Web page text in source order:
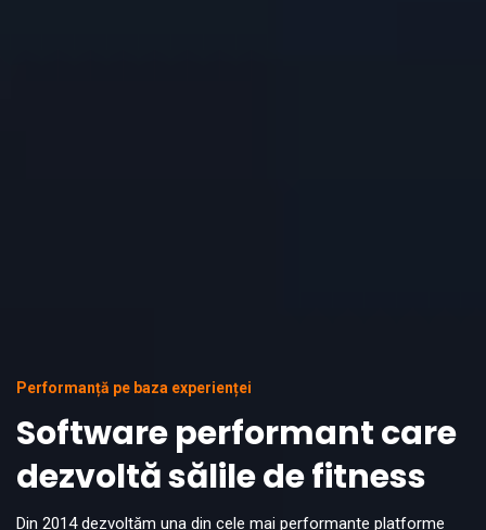
Performanță pe baza experienței
Software performant care
dezvoltă sălile de fitness
Din 2014 dezvoltăm una din cele mai performante platforme